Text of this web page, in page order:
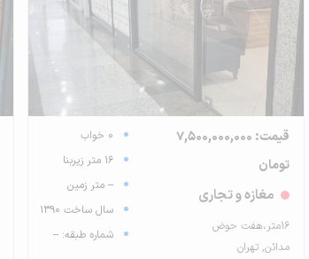
قیمت: 7,500,000,000
تومان
مغازه و تجاری
16متر،هفت حوض
مدائن, تهران
0 خواب
16 متر زیربنا
-- متر زمین
سال ساخت 1390
شماره طبقه: --